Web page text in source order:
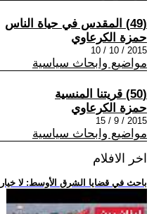
(49) المقدس في حياة الناس
حمزة الكرعاوي
2015 / 10 / 10
مواضيع وابحاث سياسية
(50) قريتنا المنسية
حمزة الكرعاوي
2015 / 9 / 15
مواضيع وابحاث سياسية
اخر الافلام
.. باحث في قضايا الشرق الأوسط: لا